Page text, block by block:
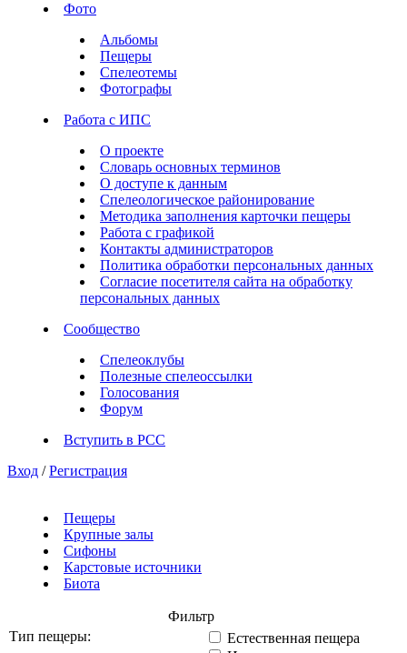
Фото
Альбомы
Пещеры
Спелеотемы
Фотографы
Работа с ИПС
О проекте
Словарь основных терминов
О доступе к данным
Спелеологическое районирование
Методика заполнения карточки пещеры
Работа с графикой
Контакты администраторов
Политика обработки персональных данных
Согласие посетителя сайта на обработку
персональных данных
Сообщество
Спелеоклубы
Полезные спелеоссылки
Голосования
Форум
Вступить в РСС
Вход / Регистрация
Пещеры
Крупные залы
Сифоны
Карстовые источники
Биота
Фильтр
Тип пещеры:
Естественная пещера